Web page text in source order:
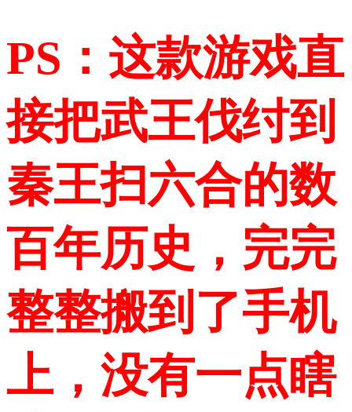
PS：这款游戏直
接把武王伐纣到
秦王扫六合的数
百年历史，完完
整整搬到了手机
上，没有一点瞎